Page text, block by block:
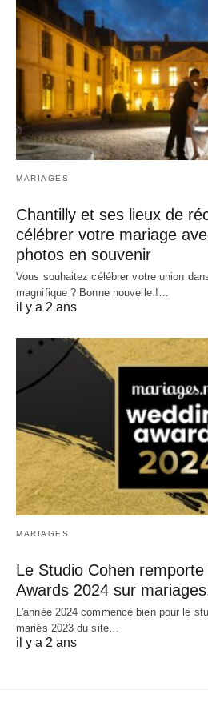
MARIAGES
Chantilly et ses lieux de
célébrer votre mariage
photos en souvenir
Vous souhaitez célébrer votre union
magnifique ? Bonne nouvelle !…
il y a 2 ans
MARIAGES
Le Studio Cohen
Awards 2024 sur
L'année 2024 commence bien pour le
mariés 2023 du site…
il y a 2 ans